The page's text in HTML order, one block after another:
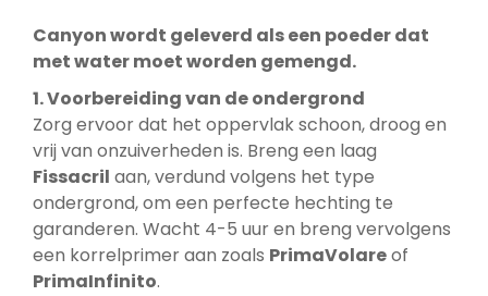
Canyon wordt geleverd als een poeder dat
met water moet worden gemengd.
1. Voorbereiding van de ondergrond
Zorg ervoor dat het oppervlak schoon, droog en
vrij van onzuiverheden is. Breng een laag
Fissacril aan, verdund volgens het type
ondergrond, om een perfecte hechting te
garanderen. Wacht 4-5 uur en breng vervolgens
een korrelprimer aan zoals PrimaVolareof
PrimaInfinito.